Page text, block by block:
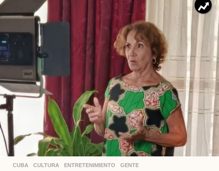
CUBA ,CULTURA ,ENTRETENIMIENTO ,GENTE